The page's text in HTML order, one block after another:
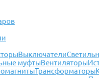
Выключатели
муфтыВентиляторы
Трансформаторы